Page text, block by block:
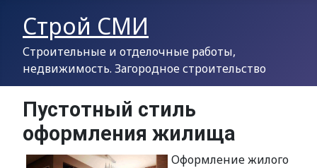
Строй СМИ
Строительные и отделочные работы,
недвижимость. Загородное строительство
Пустотный стиль
оформления жилища
Оформление жилого